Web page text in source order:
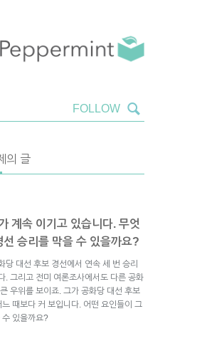
의 글
계속 이기고 있습니다. 무엇
선 승리를 막을 수 있을까요?
당 대선 후보 경선에서 연속 세 번 승리
. 그리고 전미 여론조사에서도 다른 공화
우위를 보이죠. 그가 공화당 대선 후보
때보다 커 보입니다. 어떤 요인들이 그
수 있을까요?